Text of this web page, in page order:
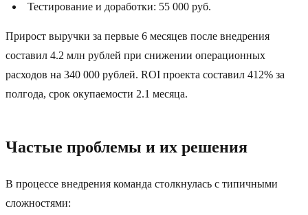
Тестирование и доработки: 55 000 руб.
Прирост выручки за первые 6 месяцев после внедрения
составил 4.2 млн рублей при снижении операционных
расходов на 340 000 рублей. ROI проекта составил 412% за
полгода, срок окупаемости 2.1 месяца.
Частые проблемы и их решения
В процессе внедрения команда столкнулась с типичными
сложностями: